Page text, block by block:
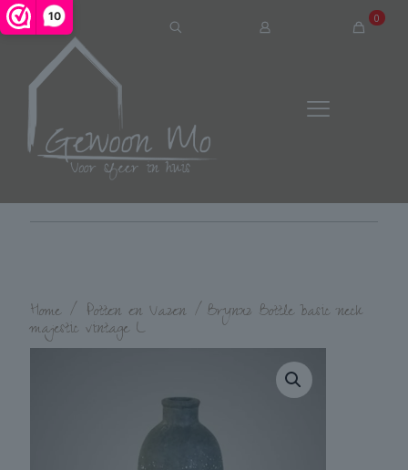
10 0
Home / Potten en Vazen / Brynxz Bottle basic neck
majestic vintage L